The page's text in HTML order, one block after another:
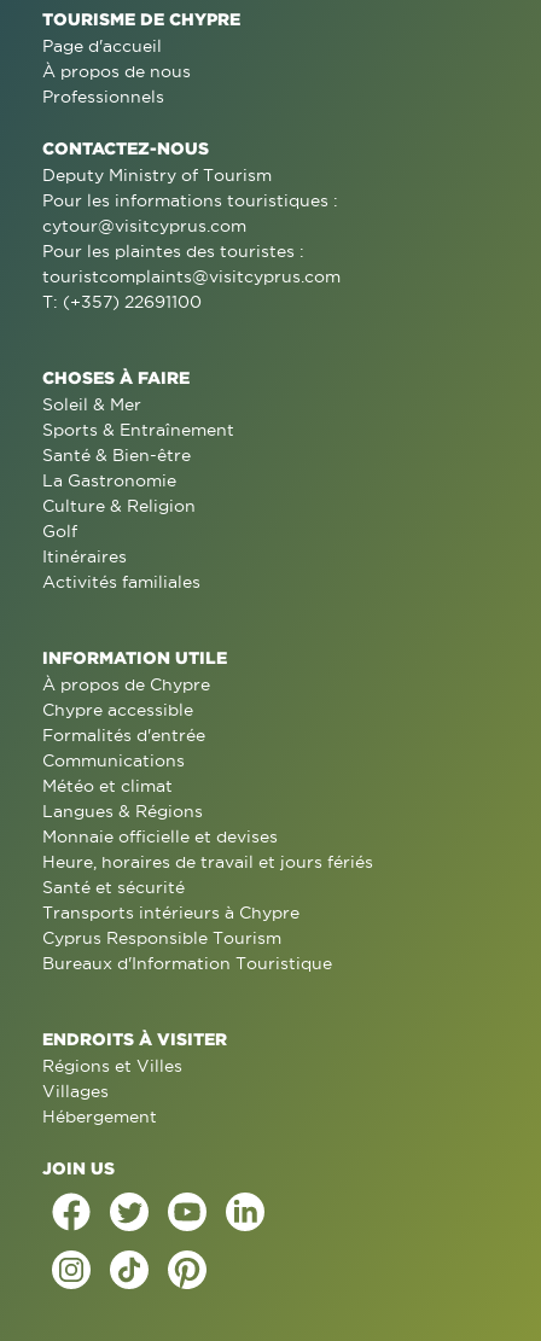
TOURISME DE CHYPRE
Page d'accueil
À propos de nous
Professionnels
CONTACTEZ-NOUS
Deputy Ministry of Tourism
Pour les informations touristiques :
cytour@visitcyprus.com
Pour les plaintes des touristes :
touristcomplaints@visitcyprus.com
T: (+357) 22691100
CHOSES À FAIRE
Soleil & Mer
Sports & Entraînement
Santé & Bien-être
La Gastronomie
Culture & Religion
Golf
Itinéraires
Activités familiales
INFORMATION UTILE
À propos de Chypre
Chypre accessible
Formalités d'entrée
Communications
Météo et climat
Langues & Régions
Monnaie officielle et devises
Heure, horaires de travail et jours fériés
Santé et sécurité
Transports intérieurs à Chypre
Cyprus Responsible Tourism
Bureaux d'Information Touristique
ENDROITS À VISITER
Régions et Villes
Villages
Hébergement
JOIN US